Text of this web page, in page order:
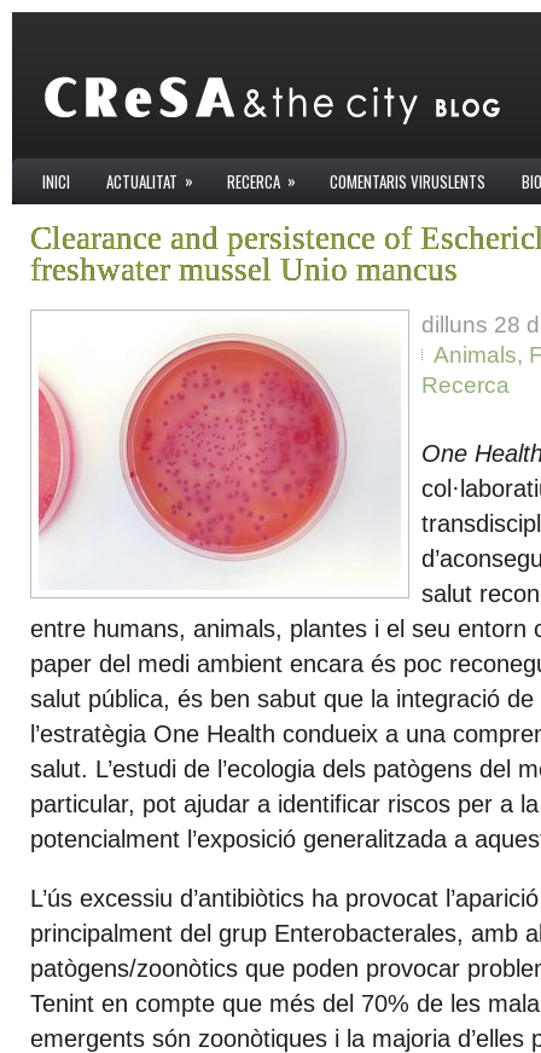
INICI ACTUALITAT » RECERCA » COMENTARIS VIRUSLENTS
Clearance and persistence of
freshwater mussel Unio mancus
dilluns 28
Animals,
Recerca
One
salut
entre humans, animals, plantes i el seu entorn
paper del medi ambient encara és poc
salut pública, és ben sabut que la integració
l’estratègia One Health condueix a una
salut. L’estudi de l’ecologia dels patògens del
particular, pot ajudar a identificar riscos per a
potencialment l’exposició generalitzada a
L’ús excessiu d’antibiòtics ha provocat
principalment del grup Enterobacterales, amb
patògens/zoonòtics que poden provocar
Tenint en compte que més del 70% de les
emergents són zoonòtiques i la majoria d’elles